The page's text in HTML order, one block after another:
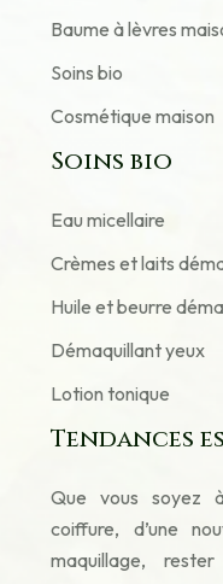
Baume à lèvres
Soins bio
Cosmétique maison
Soins bio
Eau micellaire
Crèmes et laits
Huile et beurre
Démaquillant yeux
Lotion tonique
Tendances
Que vous soyez
coiffure, d’une
maquillage,